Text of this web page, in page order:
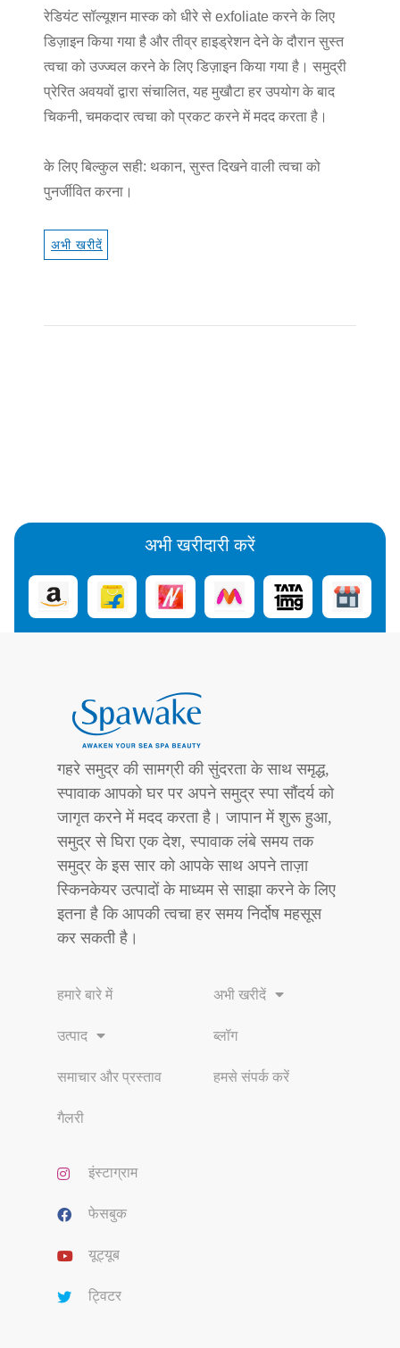
रेडियंट सॉल्यूशन मास्क को धीरे से exfoliate करने के लिए
डिज़ाइन किया गया है और तीव्र हाइड्रेशन देने के दौरान सुस्त
त्वचा को उज्ज्वल करने के लिए डिज़ाइन किया गया है। समुद्री
प्रेरित अवयवों द्वारा संचालित, यह मुखौटा हर उपयोग के बाद
चिकनी, चमकदार त्वचा को प्रकट करने में मदद करता है।
के लिए बिल्कुल सही: थकान, सुस्त दिखने वाली त्वचा को
पुनर्जीवित करना।
अभी खरीदें
अभी खरीदारी करें
गहरे समुद्र की सामग्री की सुंदरता के साथ समृद्ध,
स्पावाक आपको घर पर अपने समुद्र स्पा सौंदर्य को
जागृत करने में मदद करता है। जापान में शुरू हुआ,
समुद्र से घिरा एक देश, स्पावाक लंबे समय तक
समुद्र के इस सार को आपके साथ अपने ताज़ा
स्किनकेयर उत्पादों के माध्यम से साझा करने के लिए
इतना है कि आपकी त्वचा हर समय निर्दोष महसूस
कर सकती है।
हमारे बारे में
उत्पाद
समाचार और प्रस्ताव
गैलरी
अभी खरीदें
ब्लॉग
हमसे संपर्क करें
इंस्टाग्राम
फेसबुक
यूट्यूब
ट्विटर